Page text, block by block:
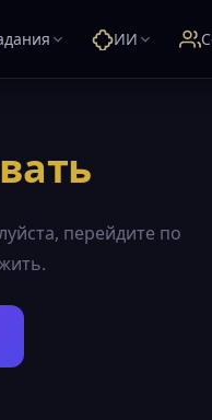
ИИ
перейдите по